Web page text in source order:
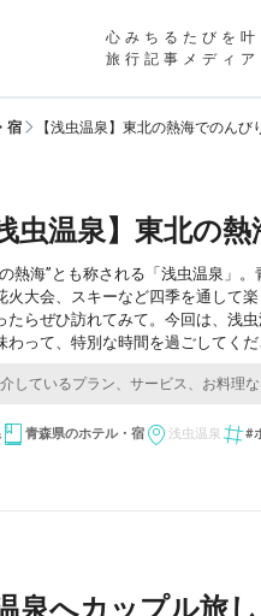
心みちるたびを叶
旅行記事メディ
宿 【浅虫温泉】東北の熱海でのんび
浅虫温泉】東北の
熱海”とも称される「浅虫温泉」
火大会、スキーなど四季を通して
たらぜひ訪れてみて。今回は、浅
わって、特別な時間を過ごしてくだ
青森県のホテル・宿 浅虫温泉 #
泉へカップル旅し